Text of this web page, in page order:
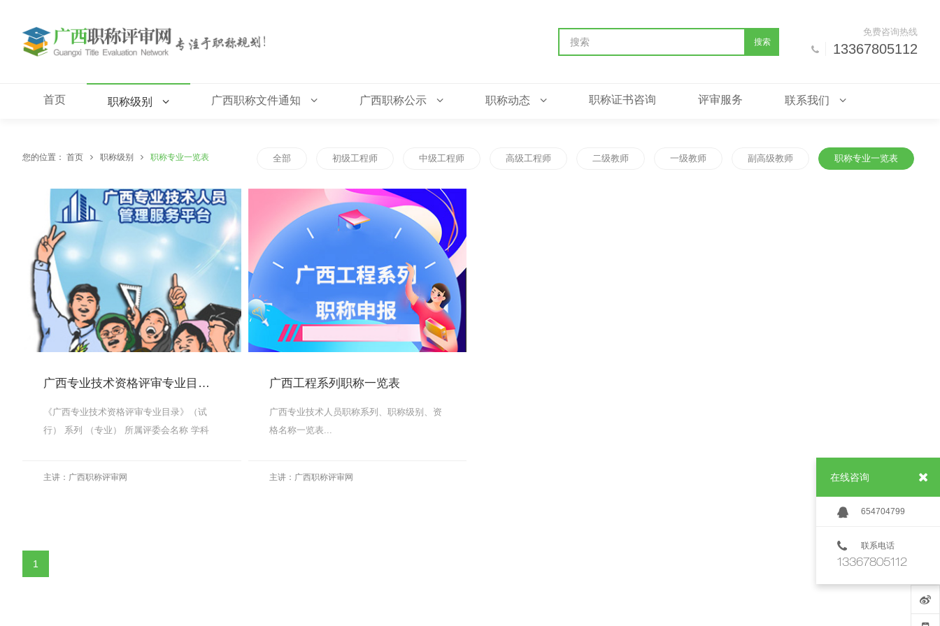
13367805112
免费咨询热线
搜索
首页 职称级别 广西职称文件通知 广西职称公示 职称动态 职称证书咨询 评审服务 联系我们
您的位置： 首页 职称级别 职称专业一览表 全部 初级工程师 中级工程师 高级工程师 二级教师 一级教师 副高级教师 职称专业一览表
广西专业技术资格评审专业目录（桂职办[2013]81号）
《广西专业技术资格评审专业目录》（试
行） 系列 （专业） 所属评委会名称 学科
主讲：广西职称评审网
广西工程系列职称一览表
广西专业技术人员职称系列、职称级别、资
格名称一览表...
主讲：广西职称评审网
1
在线咨询
654704799
联系电话
13367805112